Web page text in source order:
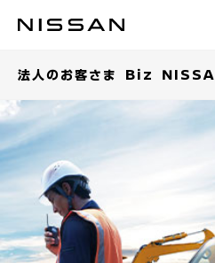
法人のお客さま Biz